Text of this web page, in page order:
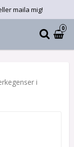
maila mig!
0
i